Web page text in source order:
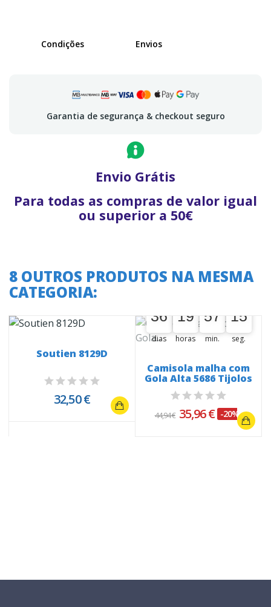
Condições Envios
Garantia de segurança & checkout seguro
Envio Grátis
Para todas as compras de valor igual
ou superior a 50€
8 OUTROS PRODUTOS NA MESMA
CATEGORIA:
Soutien 8129D
32,50 €
36
36
00
dias
19
19
00
horas
57
57
00
min.
14
15
seg.
Camisola malha com
Gola Alta 5686 Tijolos
44,94 € 35,96 € -20%